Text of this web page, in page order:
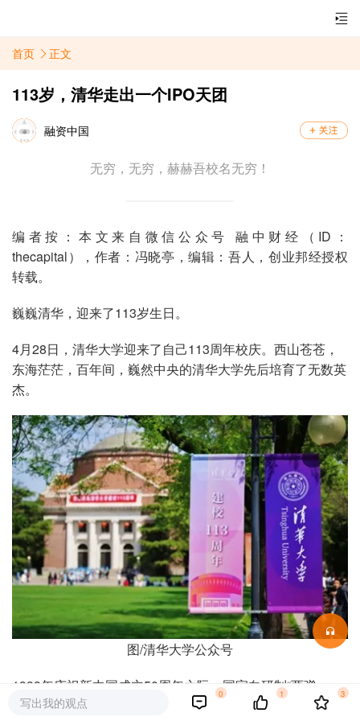
首页 正文
113岁，清华走出一个IPO天团
融资中国
无穷，无穷，赫赫吾校名无穷！
编者按：本文来自微信公众号 融中财经（ID：
thecapital），作者：冯晓亭，编辑：吾人，创业邦经授权
转载。
巍巍清华，迎来了113岁生日。
4月28日，清华大学迎来了自己113周年校庆。西山苍苍，
东海茫茫，百年间，巍然中央的清华大学先后培育了无数英
杰。
图/清华大学公众号
1999年庆祝新中国成立50周年之际，国家向研制“两弹一
星”作出突出贡献的23位科技专家予以表彰颁授“两弹一星”功
写出我的观点
0 1 3